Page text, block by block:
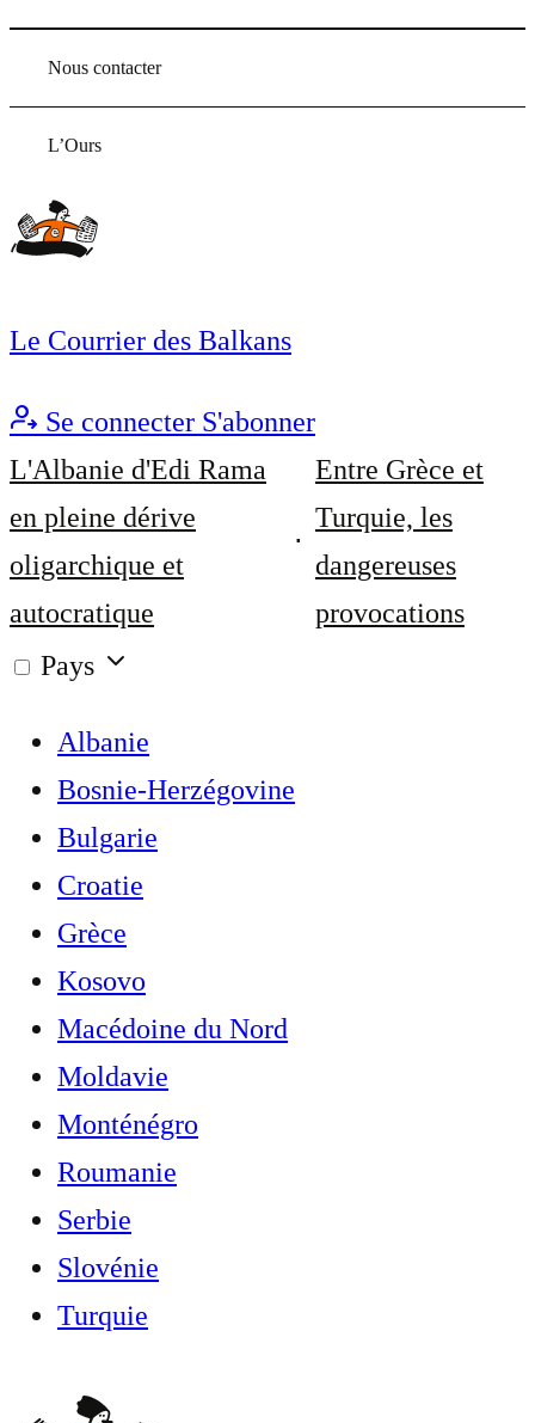
Nous contacter
L’Ours
Le Courrier des Balkans
Se connecter S'abonner
L'Albanie d'Edi Rama
en pleine dérive
oligarchique et
autocratique
Entre Grèce et
Turquie, les
dangereuses
provocations
Pays
Albanie
Bosnie-Herzégovine
Bulgarie
Croatie
Grèce
Kosovo
Macédoine du Nord
Moldavie
Monténégro
Roumanie
Serbie
Slovénie
Turquie